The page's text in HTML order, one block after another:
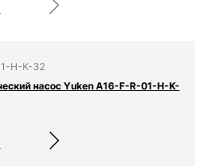
H-K-32
насос Yuken A16-F-R-01-H-K-